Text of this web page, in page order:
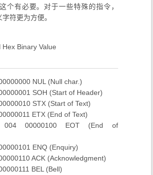
个有必要。对于一些特殊的指令，
符更为方便。
Hex Binary Value
NUL (Null char.)
SOH (Start of Header)
STX (Start of Text)
ETX (End of Text)
00000100 EOT (End of
ENQ (Enquiry)
ACK (Acknowledgment)
BEL (Bell)